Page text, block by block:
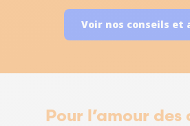
Voir nos conseils et
Pour l’amour des